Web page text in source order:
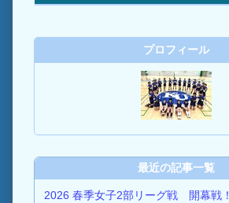
プロフィール
最近の記事一覧
2026 春季女子2部リーグ戦 開幕戦！